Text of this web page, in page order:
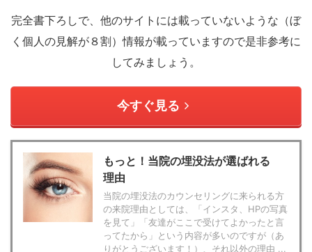
完全書下ろしで、他のサイトには載っていないような（ぼ
く個人の見解が８割）情報が載っていますので是非参考に
してみましょう。
今すぐ見る
もっと！当院の埋没法が選ばれる
理由
当院の埋没法のカウンセリングに来られる方
の来院理由としては、「インスタ、HPの写真
を見て」「友達がここで受けてよかったと言
ってたから」という内容が多いのですが（あ
りがとうございます！）、それ以外の理由 ...